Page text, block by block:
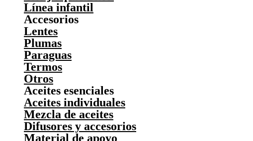
Línea infantil
Accesorios
Lentes
Plumas
Paraguas
Termos
Otros
Aceites esenciales
Aceites individuales
Mezcla de aceites
Difusores y accesorios
Material de apoyo